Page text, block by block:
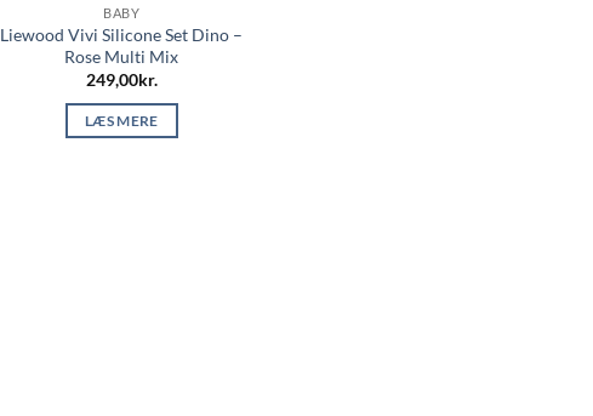
BABY
Liewood Vivi Silicone Set Dino –
Rose Multi Mix
249,00kr.
LÆS MERE